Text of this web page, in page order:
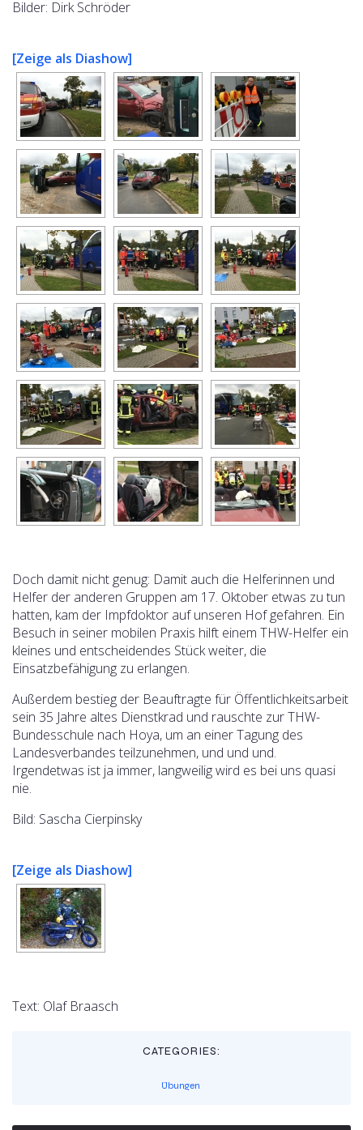
Bilder: Dirk Schröder
[Zeige als Diashow]
Doch damit nicht genug: Damit auch die Helferinnen und
Helfer der anderen Gruppen am 17. Oktober etwas zu tun
hatten, kam der Impfdoktor auf unseren Hof gefahren. Ein
Besuch in seiner mobilen Praxis hilft einem THW-Helfer ein
kleines und entscheidendes Stück weiter, die
Einsatzbefähigung zu erlangen.
Außerdem bestieg der Beauftragte für Öffentlichkeitsarbeit
sein 35 Jahre altes Dienstkrad und rauschte zur THW-
Bundesschule nach Hoya, um an einer Tagung des
Landesverbandes teilzunehmen, und und und.
Irgendetwas ist ja immer, langweilig wird es bei uns quasi
nie.
Bild: Sascha Cierpinsky
[Zeige als Diashow]
Text: Olaf Braasch
CATEGORIES:
Übungen